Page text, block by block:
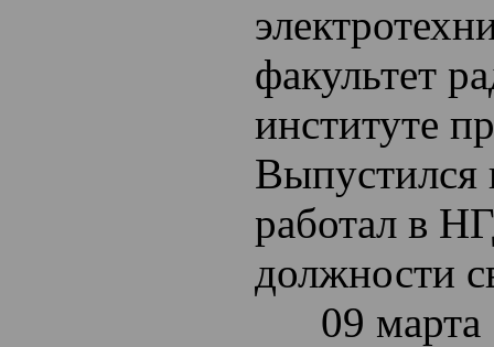
факультет
институте
Выпустился
работал в
должности
09 марта